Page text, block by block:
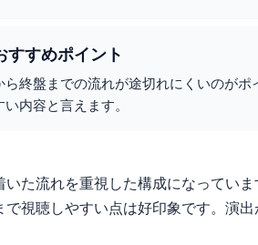
すすめポイント
終盤までの流れが途切れにくいのが
内容と言えます。
た流れを重視した構成になっていま
視聴しやすい点は好印象です。演